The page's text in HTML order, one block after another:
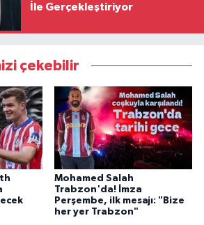
İle Gerçekleştiriyor
çekebilir
Mohamed Salah
Trabzon'da! İmza
Perşembe, ilk mesajı: "Bize
her yer Trabzon"